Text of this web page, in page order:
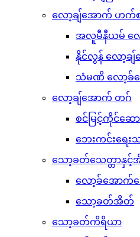
လော့ချ်အောက် ဟက်
အလူမီနီယမ် လေ
နိုင်လွန် လော့ခ
သံမဏိ လော့ခ်
လော့ချ်အောက် တဂ်
စင်မြင့်ကိုင်ဆေ
ဘေးကင်းရေး
သော့ခတ်သေတ္တာနှ
လော့ခ်အောက်သ
သော့ခတ်အိတ်
သော့ခတ်ကိရိယာ